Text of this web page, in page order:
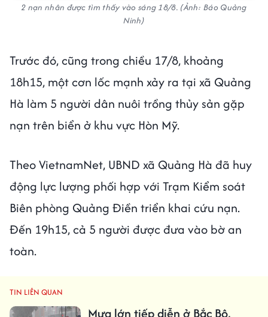
2 nạn nhân được tìm thấy vào sáng 18/8. (Ảnh: Báo Quảng
Ninh)
Trước đó, cũng trong chiều 17/8, khoảng
18h15, một cơn lốc mạnh xảy ra tại xã Quảng
Hà làm 5 người dân nuôi trồng thủy sản gặp
nạn trên biển ở khu vực Hòn Mỹ.
Theo VietnamNet, UBND xã Quảng Hà đã huy
động lực lượng phối hợp với Trạm Kiểm soát
Biên phòng Quảng Điền triển khai cứu nạn.
Đến 19h15, cả 5 người được đưa vào bờ an
toàn.
TIN LIÊN QUAN
Mưa lớn tiếp diễn ở Bắc Bộ,